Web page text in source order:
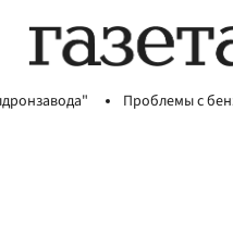
Проблемы с